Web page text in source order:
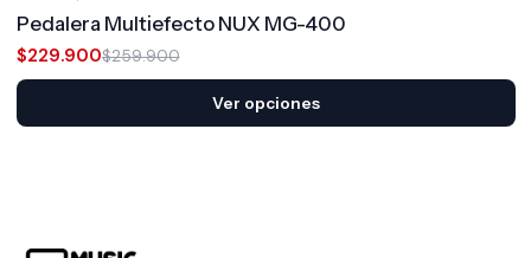
Pedalera Multiefecto NUX MG-400
$229.900$259.900
Ver opciones